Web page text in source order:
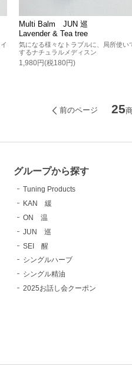
Multi Balm JUN 巡
Lavender & Tea tree
気になる様々なトラブルに、局所使い
するナチュラルメディスン
1,980円(税180円)
前のページ 25
グループから探す
Tuning Products
KAN 緩
ON 温
JUN 巡
SEI 醒
シングルハーブ
シングル精油
2025お話し会クーポン